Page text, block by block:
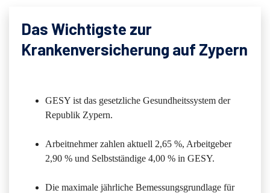
Das Wichtigste zur
Krankenversicherung auf Zypern
GESY ist das gesetzliche Gesundheitssystem der
Republik Zypern.
Arbeitnehmer zahlen aktuell 2,65 %, Arbeitgeber
2,90 % und Selbstständige 4,00 % in GESY.
Die maximale jährliche Bemessungsgrundlage für